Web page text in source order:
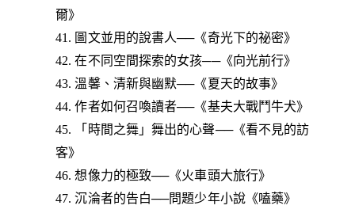
爾》
41. 圖文並用的說書人──《奇光下的祕密》
42. 在不同空間探索的女孩──《向光前行》
43. 溫馨、清新與幽默──《夏天的故事》
44. 作者如何召喚讀者──《基夫大戰鬥牛犬》
45. 「時間之舞」舞出的心聲──《看不見的訪
客》
46. 想像力的極致──《火車頭大旅行》
47. 沉淪者的告白──問題少年小說《嗑藥》